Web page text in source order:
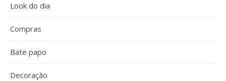
Look do dia
Compras
Bate papo
Decoração